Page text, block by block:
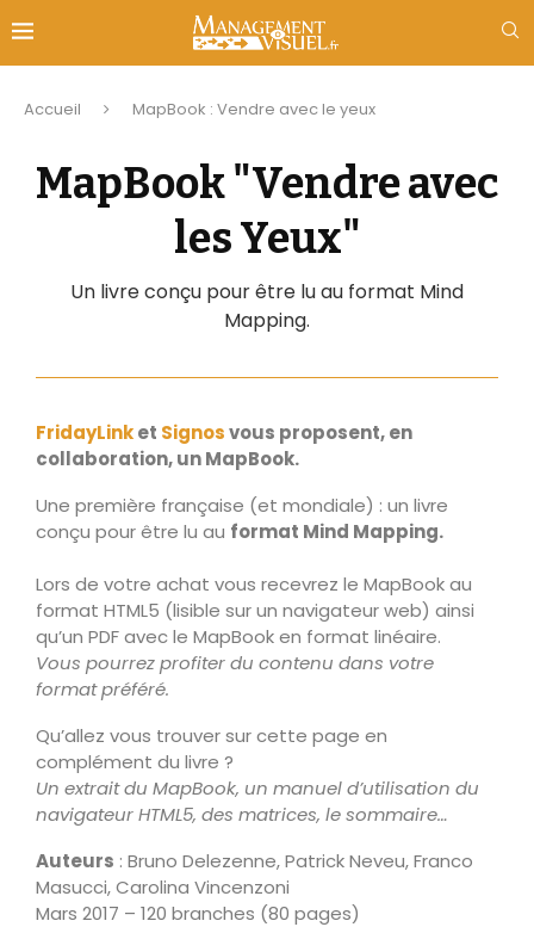
Accueil MapBook : Vendre avec le yeux
MapBook "Vendre avec
les Yeux"
Un livre conçu pour être lu au format Mind
Mapping.
FridayLinket Signosvous proposent, en
collaboration, un MapBook.
Une première française (et mondiale) : un livre
conçu pour être lu au format Mind Mapping.
Lors de votre achat vous recevrez le MapBook au
format HTML5 (lisible sur un navigateur web) ainsi
qu’un PDF avec le MapBook en format linéaire.
Vous pourrez profiter du contenu dans votre
format préféré.
Qu’allez vous trouver sur cette page en
complément du livre ?
Un extrait du MapBook, un manuel d’utilisation du
navigateur HTML5, des matrices, le sommaire…
Auteurs : Bruno Delezenne, Patrick Neveu, Franco
Masucci, Carolina Vincenzoni
Mars 2017 – 120 branches (80 pages)